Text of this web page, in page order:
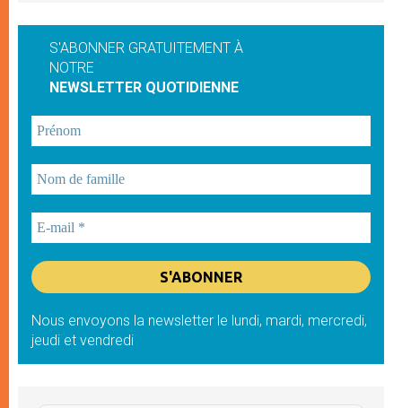
S'ABONNER GRATUITEMENT À
NOTRE
NEWSLETTER QUOTIDIENNE
Nous envoyons la newsletter le lundi, mardi, mercredi,
jeudi et vendredi